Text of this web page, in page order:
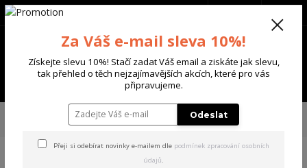
Menu
+420 702 136 620
TRIKA & TÍLKA
Yakuza pánské tričko Middle Regular T-
Za Váš e-mail sleva 10%!
Získejte slevu 10%! Stačí zadat Váš email a ziskáte jak slevu,
tak přehled o těch nejzajímavějších akcích, které pro vás
připravujeme.
Odeslat
Přeji si odebírat novinky e-mailem dle podmínek zpracování osobních
údajů.